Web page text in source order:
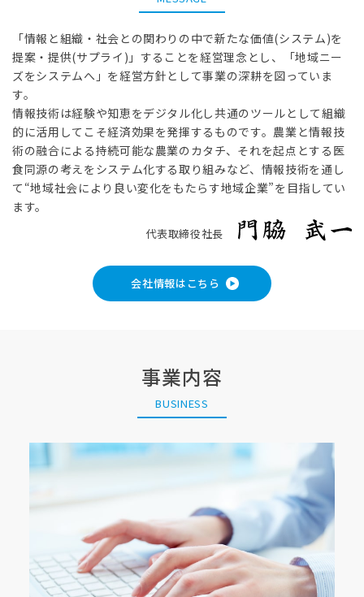
「情報と組織・社会との関わりの中で新たな価値(システム)を
提案・提供(サプライ)」することを経営理念とし、「地域ニー
ズをシステムへ」を経営方針として事業の深耕を図っていま
す。
情報技術は経験や知恵をデジタル化し共通のツールとして組織
的に活用してこそ経済効果を発揮するものです。農業と情報技
術の融合による持続可能な農業のカタチ、それを起点とする医
食同源の考えをシステム化する取り組みなど、情報技術を通し
て“地域社会により良い変化をもたらす地域企業”を目指してい
ます。
代表取締役社長
会社情報はこちら
事業内容
BUSINESS